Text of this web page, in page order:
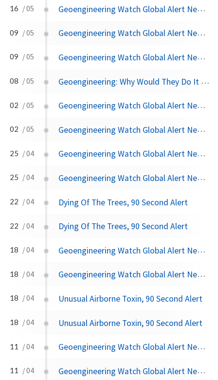
16 / 05 Geoengineering Watch Global Alert News, May 16, 2026,
09 / 05 Geoengineering Watch Global Alert News, May 9, 2026, #561
09 / 05 Geoengineering Watch Global Alert News, May 9, 2026,
08 / 05 Geoengineering: Why Would They Do It To Themselves?
02 / 05 Geoengineering Watch Global Alert News, May 2, 2026, #560
02 / 05 Geoengineering Watch Global Alert News, May 2, 2026,
25 / 04 Geoengineering Watch Global Alert News, April 25, 2026, #559
25 / 04 Geoengineering Watch Global Alert News, April 25, 2026,
22 / 04 Dying Of The Trees, 90 Second Alert
22 / 04 Dying Of The Trees, 90 Second Alert
18 / 04 Geoengineering Watch Global Alert News, April 18, 2026, #558
18 / 04 Geoengineering Watch Global Alert News, April 18, 2026,
18 / 04 Unusual Airborne Toxin, 90 Second Alert
18 / 04 Unusual Airborne Toxin, 90 Second Alert
11 / 04 Geoengineering Watch Global Alert News, April 11, 2026, #557
11 / 04 Geoengineering Watch Global Alert News, April 11, 2026,